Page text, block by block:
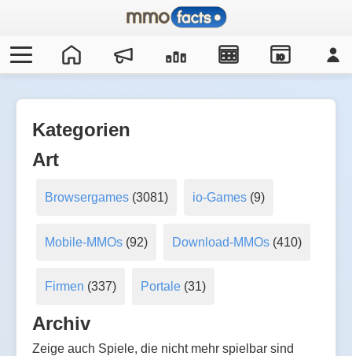
IO
Kategorien
Art
Browsergames(3081) io-Games (9)
Mobile-MMOs(92) Download-MMOs (410)
Firmen (337) Portale (31)
Archiv
Zeige auch Spiele, die nicht mehr spielbar sind